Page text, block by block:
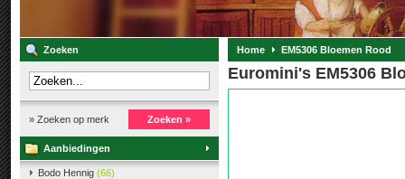
Zoeken
» Zoeken op merk Zoeken »
Aanbiedingen
Bodo Hennig (66)
Home EM5306 Bloemen Rood
Euromini's EM5306